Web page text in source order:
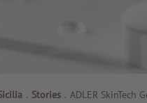
. Stories . ADLER SkinTech